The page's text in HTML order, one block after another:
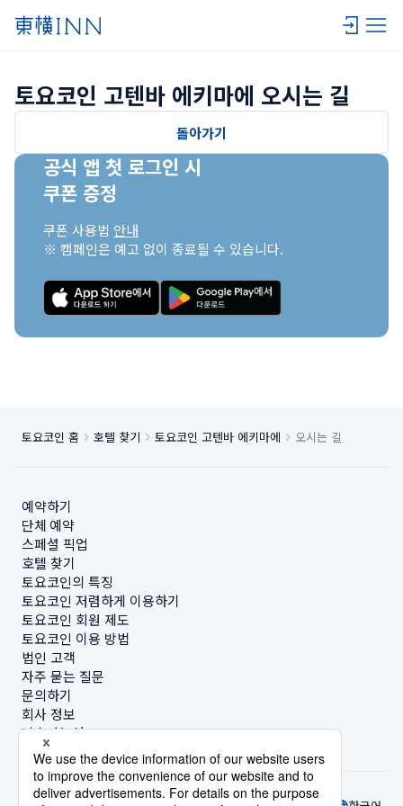
토요코인 고텐바 에키마에 오시는 길
돌아가기
공식 앱 첫 로그인 시
쿠폰 증정
쿠폰 사용법 안내
※ 캠페인은 예고 없이 종료될 수 있습니다.
토요코인 홈 호텔 찾기 토요코인 고텐바 에키마에 오시는 길
예약하기
단체 예약
스페셜 픽업
호텔 찾기
토요코인의 특징
토요코인 저렴하게 이용하기
토요코인 회원 제도
토요코인 이용 방법
법인 고객
자주 묻는 질문
문의하기
회사 정보
지속가능성